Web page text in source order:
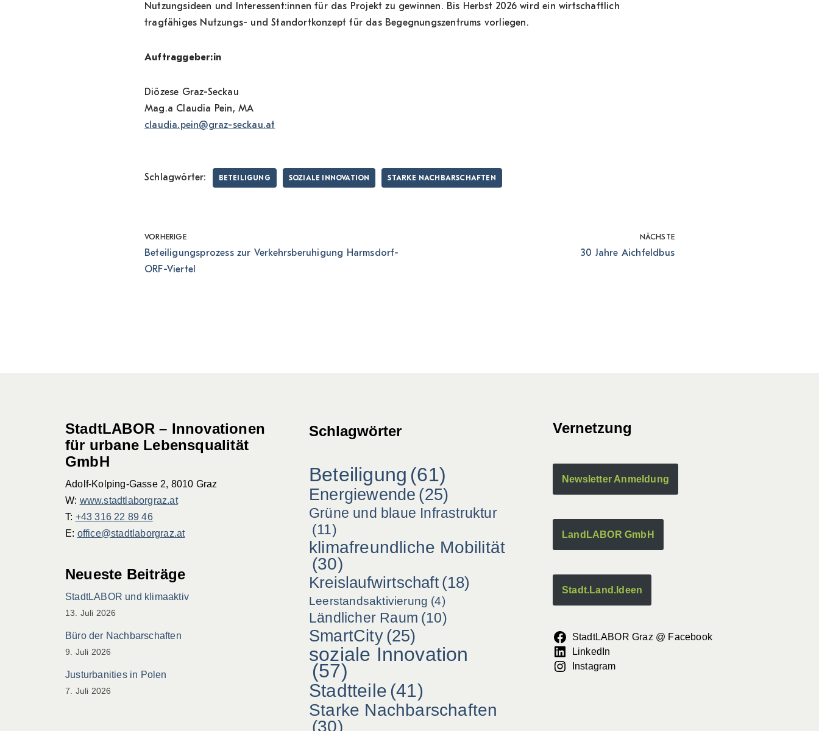
Nutzungsideen und Interessent:innen für das Projekt zu gewinnen. Bis Herbst 2026 wird ein wirtschaftlich
tragfähiges Nutzungs- und Standortkonzept für das Begegnungszentrums vorliegen.
Auftraggeber:in
Diözese Graz-Seckau
Mag.a Claudia Pein, MA
claudia.pein@graz-seckau.at
Schlagwörter: BETEILIGUNG SOZIALE INNOVATION STARKE NACHBARSCHAFTEN
VORHERIGE
Beteiligungsprozess zur Verkehrsberuhigung Harmsdorf-
ORF-Viertel
NÄCHSTE
30 Jahre Aichfeldbus
StadtLABOR – Innovationen
für urbane Lebensqualität
GmbH
Adolf-Kolping-Gasse 2, 8010 Graz
W: www.stadtlaborgraz.at
T: +43 316 22 89 46
E: office@stadtlaborgraz.at
Neueste Beiträge
StadtLABOR und klimaaktiv
13. Juli 2026
Büro der Nachbarschaften
9. Juli 2026
Justurbanities in Polen
7. Juli 2026
Schlagwörter
Beteiligung (61)
Energiewende (25)
Grüne und blaue Infrastruktur
(11)
klimafreundliche Mobilität
(30)
Kreislaufwirtschaft (18)
Leerstandsaktivierung (4)
Ländlicher Raum (10)
SmartCity(25)
soziale Innovation
(57)
Stadtteile (41)
Starke Nachbarschaften
(30)
Vernetzung
Newsletter Anmeldung
LandLABOR GmbH
Stadt.Land.Ideen
StadtLABOR Graz @ Facebook
LinkedIn
Instagram